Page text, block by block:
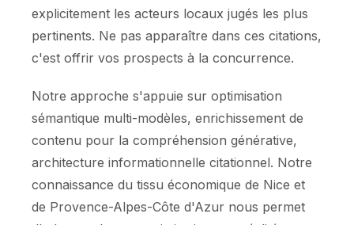
explicitement les acteurs locaux jugés les plus
pertinents. Ne pas apparaître dans ces citations,
c'est offrir vos prospects à la concurrence.
Notre approche s'appuie sur optimisation
sémantique multi-modèles, enrichissement de
contenu pour la compréhension générative,
architecture informationnelle citationnel. Notre
connaissance du tissu économique de Nice et
de Provence-Alpes-Côte d'Azur nous permet